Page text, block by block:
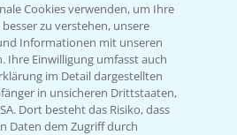
- Fungizidstrategien
Cookies verwenden, um Ihre
zu verstehen, unsere
Informationen mit unseren
Ihre Einwilligung umfasst auch
im Detail dargestellten
in unsicheren Drittstaaten,
Dort besteht das Risiko, dass
Daten dem Zugriff durch